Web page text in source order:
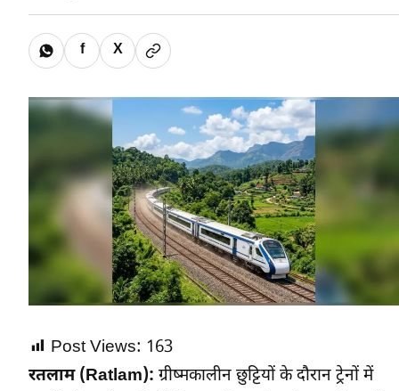
f X
Post Views: 163
रतलाम (Ratlam): ग्रीष्मकालीन छुट्टियों के दौरान ट्रेनों में